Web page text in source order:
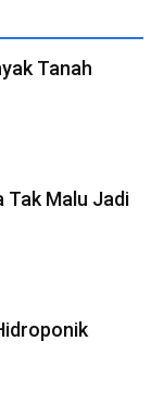
Tanah
Tak Malu Jadi